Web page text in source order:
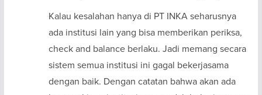
Kalau kesalahan hanya di PT INKA seharusnya
ada institusi lain yang bisa memberikan periksa,
check and balance berlaku. Jadi memang secara
sistem semua institusi ini gagal bekerjasama
dengan baik. Dengan catatan bahwa akan ada